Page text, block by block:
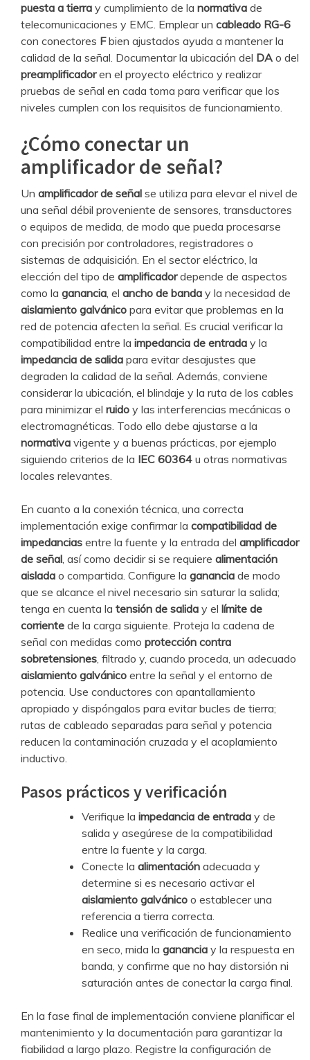
puesta a tierra y cumplimiento de la normativa de
telecomunicaciones y EMC. Emplear un cableado RG-6
con conectores Fbien ajustados ayuda a mantener la
calidad de la señal. Documentar la ubicación del DA o del
preamplificadoren el proyecto eléctrico y realizar
pruebas de señal en cada toma para verificar que los
niveles cumplen con los requisitos de funcionamiento.
¿Cómo conectar un
amplificador de señal?
Un amplificador de señal se utiliza para elevar el nivel de
una señal débil proveniente de sensores, transductores
o equipos de medida, de modo que pueda procesarse
con precisión por controladores, registradores o
sistemas de adquisición. En el sector eléctrico, la
elección del tipo de amplificadordepende de aspectos
como la ganancia, el ancho de banda y la necesidad de
aislamiento galvánico para evitar que problemas en la
red de potencia afecten la señal. Es crucial verificar la
compatibilidad entre la impedancia de entrada y la
impedancia de salida para evitar desajustes que
degraden la calidad de la señal. Además, conviene
considerar la ubicación, el blindaje y la ruta de los cables
para minimizar el ruido y las interferencias mecánicas o
electromagnéticas. Todo ello debe ajustarse a la
normativa vigente y a buenas prácticas, por ejemplo
siguiendo criterios de la IEC 60364 u otras normativas
locales relevantes.
En cuanto a la conexión técnica, una correcta
implementación exige confirmar la compatibilidad de
impedancias entre la fuente y la entrada del amplificador
de señal, así como decidir si se requiere alimentación
aislada o compartida. Configure la ganancia de modo
que se alcance el nivel necesario sin saturar la salida;
tenga en cuenta la tensión de salida y el límite de
corriente de la carga siguiente. Proteja la cadena de
señal con medidas como protección contra
sobretensiones, filtrado y, cuando proceda, un adecuado
aislamiento galvánico entre la señal y el entorno de
potencia. Use conductores con apantallamiento
apropiado y dispóngalos para evitar bucles de tierra;
rutas de cableado separadas para señal y potencia
reducen la contaminación cruzada y el acoplamiento
inductivo.
Pasos prácticos y verificación
Verifique la impedancia de entrada y de
salida y asegúrese de la compatibilidad
entre la fuente y la carga.
Conecte la alimentación adecuada y
determine si es necesario activar el
aislamiento galvánico o establecer una
referencia a tierra correcta.
Realice una verificación de funcionamiento
en seco, mida la ganancia y la respuesta en
banda, y confirme que no hay distorsión ni
saturación antes de conectar la carga final.
En la fase final de implementación conviene planificar el
mantenimiento y la documentación para garantizar la
fiabilidad a largo plazo. Registre la configuración de